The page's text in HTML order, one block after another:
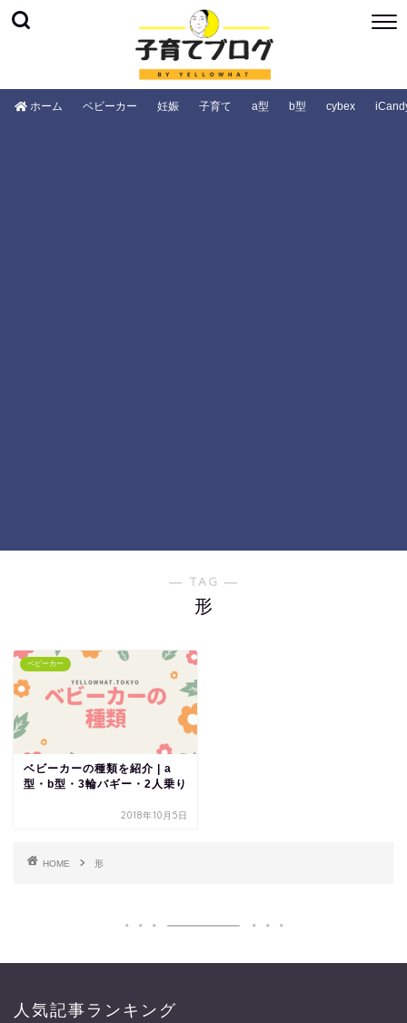
ホーム ベビーカー 妊娠 子育て a型 b型 cybex
― TAG ―
形
ベビーカー
ベビーカーの種類を紹介 | a
型・b型・3輪バギー・2人乗り
2018年10月5日
HOME 形
人気記事ランキング